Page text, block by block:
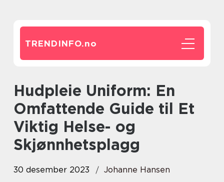
TRENDINFO.no
Hudpleie Uniform: En
Omfattende Guide til Et
Viktig Helse- og
Skjønnhetsplagg
30 desember 2023
Johanne Hansen